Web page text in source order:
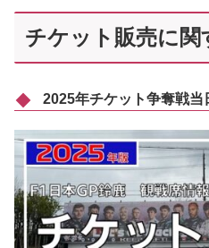
チケット販売に関
2025年チケット争奪戦当